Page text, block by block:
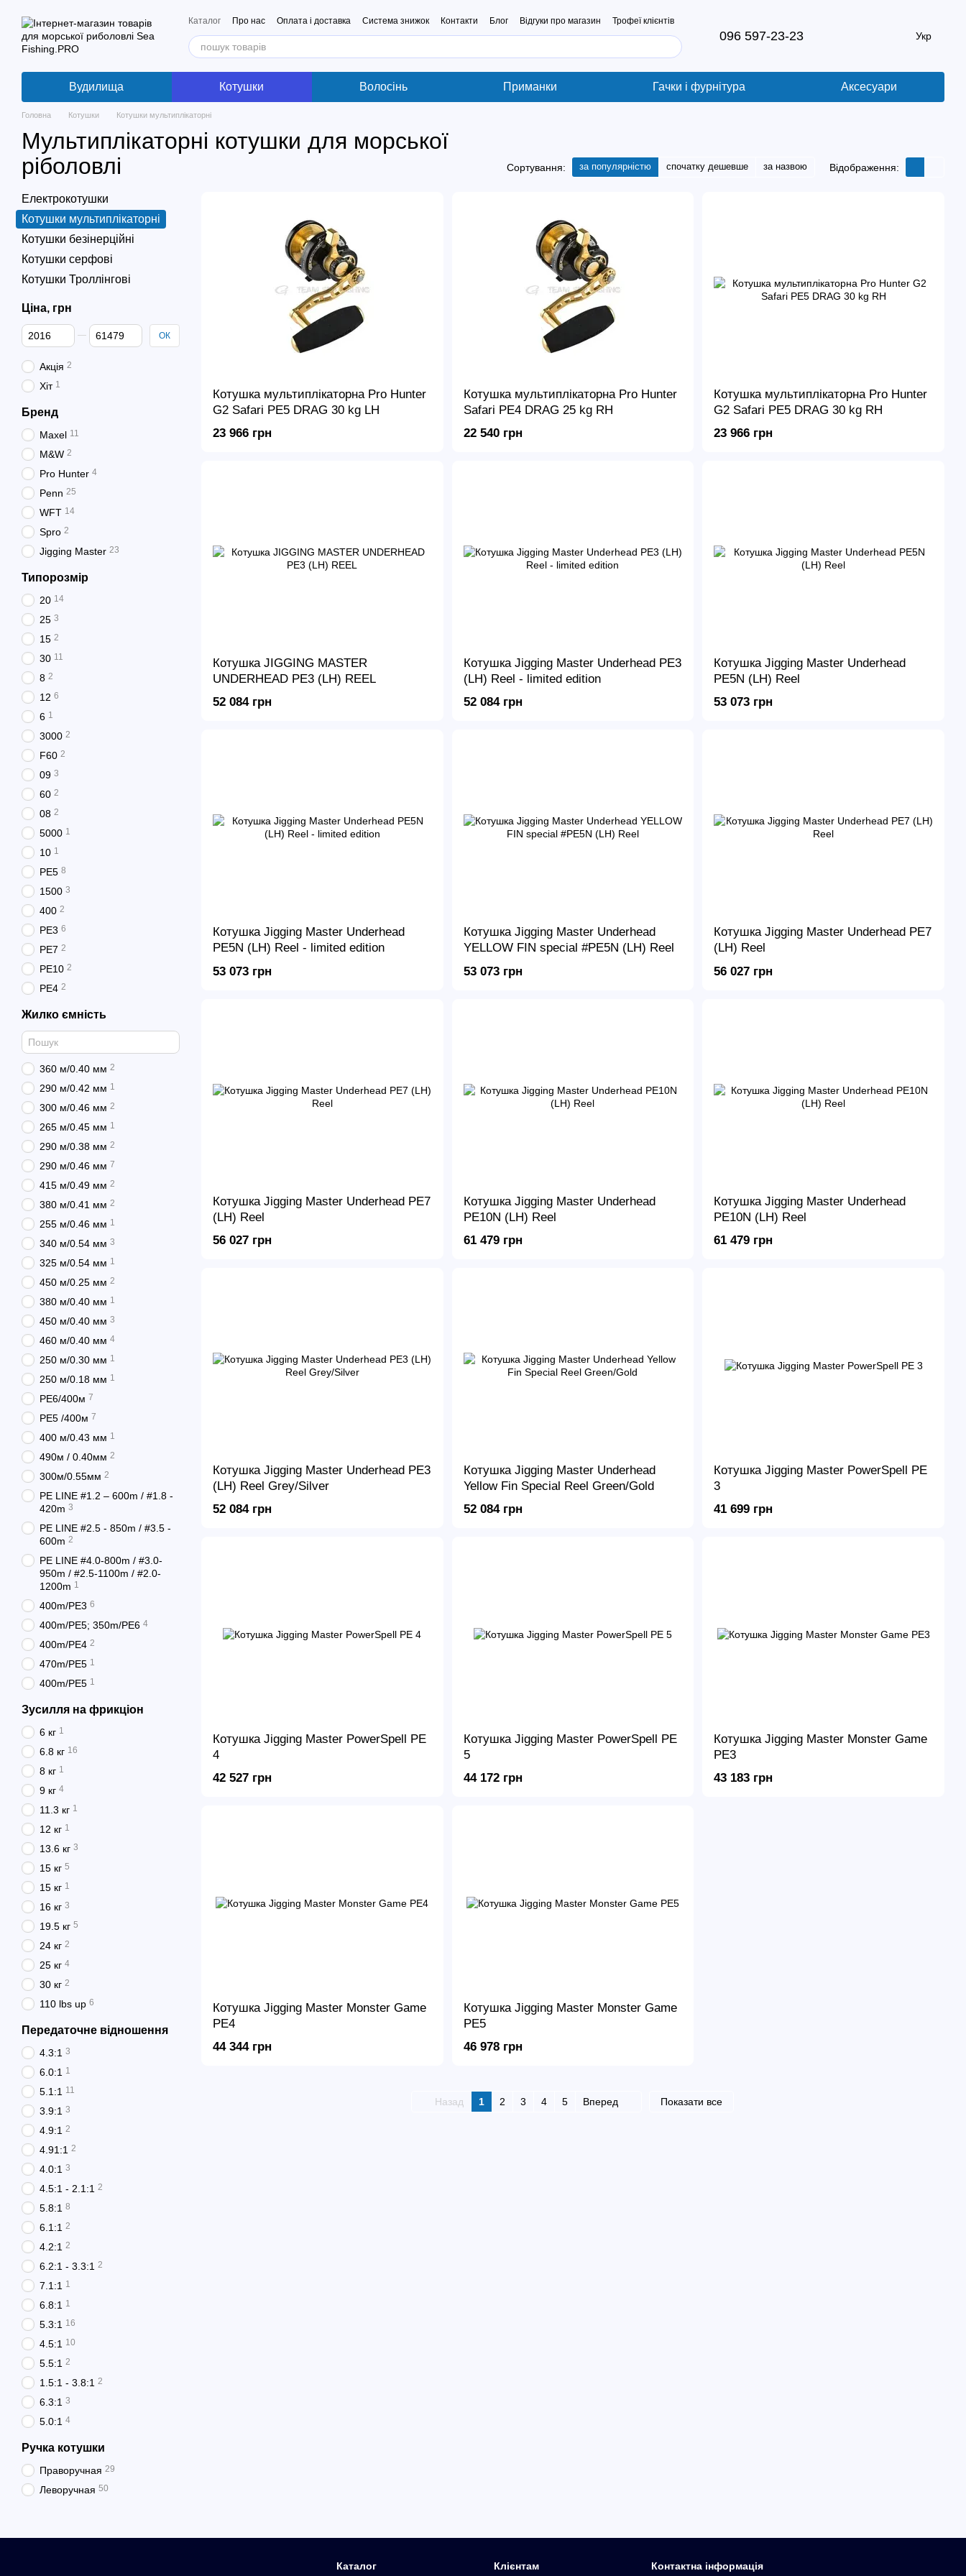
Каталог Про нас Оплата і доставка Система знижок Контакти Блог Відгуки про магазин Трофеї клієнтів
096 597-23-23 Укр
Вудилища Котушки Волосінь Приманки Гачки і фурнітура Аксесуари
Головна Котушки Котушки мультиплікаторні
Мультиплікаторні котушки для морської
ріболовлі
Сортування: за популярністю спочатку дешевше за назвою Відображення:
Котушка мультиплікаторна Pro Hunter
G2 Safari PE5 DRAG 30 kg LH
23 966 грн
Котушка мультиплікаторна Pro Hunter
Safari PE4 DRAG 25 kg RH
22 540 грн
Котушка мультиплікаторна Pro Hunter
G2 Safari PE5 DRAG 30 kg RH
23 966 грн
Котушка JIGGING MASTER
UNDERHEAD PE3 (LH) REEL
52 084 грн
Котушка Jigging Master Underhead PE3
(LH) Reel - limited edition
52 084 грн
Котушка Jigging Master Underhead
PE5N (LH) Reel
53 073 грн
Котушка Jigging Master Underhead
PE5N (LH) Reel - limited edition
53 073 грн
Котушка Jigging Master Underhead
YELLOW FIN special #PE5N (LH) Reel
53 073 грн
Котушка Jigging Master Underhead PE7
(LH) Reel
56 027 грн
Котушка Jigging Master Underhead PE7
(LH) Reel
56 027 грн
Котушка Jigging Master Underhead
PE10N (LH) Reel
61 479 грн
Котушка Jigging Master Underhead
PE10N (LH) Reel
61 479 грн
Котушка Jigging Master Underhead PE3
(LH) Reel Grey/Silver
52 084 грн
Котушка Jigging Master Underhead
Yellow Fin Special Reel Green/Gold
52 084 грн
Котушка Jigging Master PowerSpell PE
3
41 699 грн
Котушка Jigging Master PowerSpell PE
4
42 527 грн
Котушка Jigging Master PowerSpell PE
5
44 172 грн
Котушка Jigging Master Monster Game
PE3
43 183 грн
Котушка Jigging Master Monster Game
PE4
44 344 грн
Котушка Jigging Master Monster Game
PE5
46 978 грн
Назад 1 2 3 4 5 Вперед Показати все
Електрокотушки
Котушки мультиплікаторні
Котушки безінерційні
Котушки серфові
Котушки Троллінгові
Ціна, грн
Від Ціна, грн
До Ціна, грн ОК
Акція 2
Хіт 1
Бренд
Maxel 11
M&W 2
Pro Hunter 4
Penn 25
WFT 14
Spro 2
Jigging Master 23
Типорозмір
20 14
25 3
15 2
30 11
8 2
12 6
6 1
3000 2
F60 2
09 3
60 2
08 2
5000 1
10 1
PE5 8
1500 3
400 2
PE3 6
PE7 2
PE10 2
PE4 2
Жилко ємність
360 м/0.40 мм 2
290 м/0.42 мм 1
300 м/0.46 мм 2
265 м/0.45 мм 1
290 м/0.38 мм 2
290 м/0.46 мм 7
415 м/0.49 мм 2
380 м/0.41 мм 2
255 м/0.46 мм 1
340 м/0.54 мм 3
325 м/0.54 мм 1
450 м/0.25 мм 2
380 м/0.40 мм 1
450 м/0.40 мм 3
460 м/0.40 мм 4
250 м/0.30 мм 1
250 м/0.18 мм 1
PE6/400м 7
PE5 /400м 7
400 м/0.43 мм 1
490м / 0.40мм 2
300м/0.55мм 2
PE LINE #1.2 – 600m / #1.8 -
420m 3
PE LINE #2.5 - 850m / #3.5 -
600m 2
PE LINE #4.0-800m / #3.0-
950m / #2.5-1100m / #2.0-
1200m 1
400m/PE3 6
400m/PE5; 350m/PE6 4
400m/PE4 2
470m/PE5 1
400m/PE5 1
Зусилля на фрикціон
6 кг 1
6.8 кг 16
8 кг 1
9 кг 4
11.3 кг 1
12 кг 1
13.6 кг 3
15 кг 5
15 кг 1
16 кг 3
19.5 кг 5
24 кг 2
25 кг 4
30 кг 2
110 lbs up 6
Передаточне відношення
4.3:1 3
6.0:1 1
5.1:1 11
3.9:1 3
4.9:1 2
4.91:1 2
4.0:1 3
4.5:1 - 2.1:1 2
5.8:1 8
6.1:1 2
4.2:1 2
6.2:1 - 3.3:1 2
7.1:1 1
6.8:1 1
5.3:1 16
4.5:1 10
5.5:1 2
1.5:1 - 3.8:1 2
6.3:1 3
5.0:1 4
Ручка котушки
Праворучная 29
Леворучная 50
Каталог Клієнтам Контактна інформація